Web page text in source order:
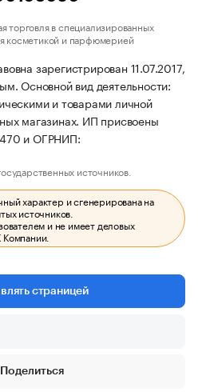
торговля в специализированных
косметикой и парфюмерией
зарегистрирован 11.07.2017,
Основной вид деятельности:
и товарами личной
магазинах. ИП присвоены
и ОГРНИП:
источников.
характер и сгенерирована на
источников.
и не имеет деловых
страницей
Поделиться